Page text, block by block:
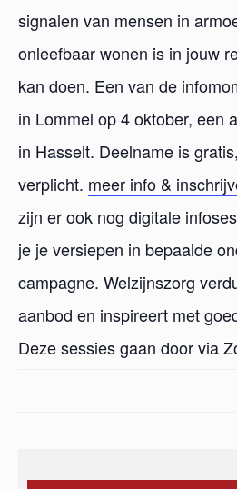
signalen van mensen in
onleefbaar wonen is in jouw
kan doen. Een van de
in Lommel op 4 oktober, een
in Hasselt. Deelname is
verplicht. meer info &
zijn er ook nog digitale
je je versiepen in bepaalde
campagne. Welzijnszorg
aanbod en inspireert met
Deze sessies gaan door via